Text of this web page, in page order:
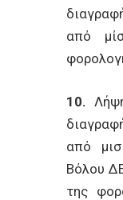
από
10.
από
Βόλου
της